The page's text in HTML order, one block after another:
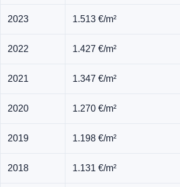
2023 1.513 €/m²
2022 1.427 €/m²
2021 1.347 €/m²
2020 1.270 €/m²
2019 1.198 €/m²
2018 1.131 €/m²